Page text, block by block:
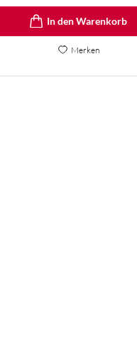
In den Warenkorb
Merken